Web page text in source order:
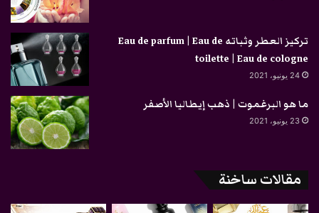
تركيز العطر وثباته Eau de parfum | Eau de
toilette | Eau de cologne
24 يونيو، 2021
ما هو البرغموت | ذهب إيطاليا الأصفر
23 يونيو، 2021
مقالات ساخنة